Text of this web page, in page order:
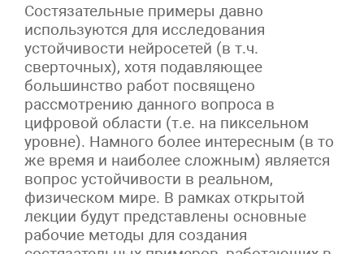
Состязательные примеры давно
используются для исследования
устойчивости нейросетей (в т.ч.
сверточных), хотя подавляющее
большинство работ посвящено
рассмотрению данного вопроса в
цифровой области (т.е. на пиксельном
уровне). Намного более интересным (в то
же время и наиболее сложным) является
вопрос устойчивости в реальном,
физическом мире. В рамках открытой
лекции будут представлены основные
рабочие методы для создания